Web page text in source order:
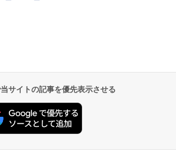
サイトの記事を優先表示させる